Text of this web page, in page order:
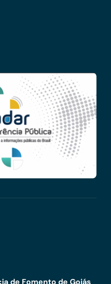
de Fomento de Goiás